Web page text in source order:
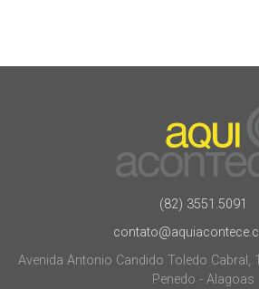
(82) 3551.5091
Avenida Antonio Candido Toledo Cabral,
Penedo - Alagoas